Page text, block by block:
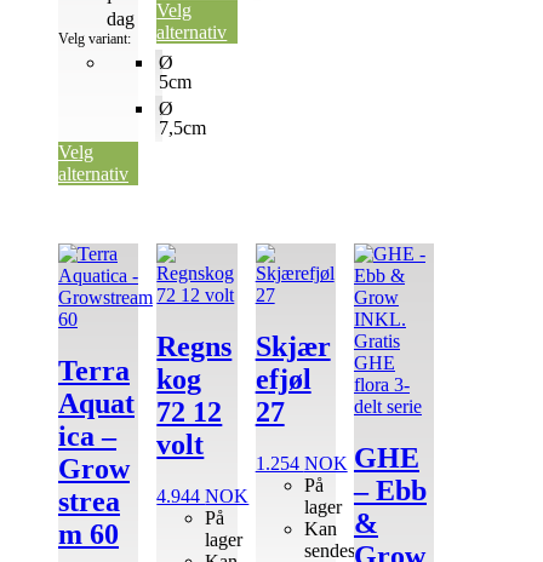
Ø
5cm
Ø
7,5cm
dag
Velg variant:
Velg
alternativ
Velg
alternativ
Terra
Aquat
ica –
Grow
strea
m 60
Regns
kog
72 12
volt
4.944NOK
På
lager
Skjær
efjøl
27
1.254 NOK
På
lager
Kan
sendes
GHE
– Ebb
&